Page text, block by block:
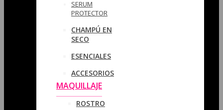
SERUM
PROTECTOR
CHAMPÚ EN
SECO
ESENCIALES
ACCESORIOS
MAQUILLAJE
ROSTRO